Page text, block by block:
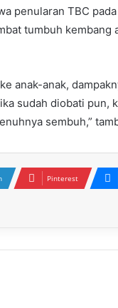
penularan TBC
tumbuh kembang
anak-anak,
sudah diobati pun,
sembuh,”
Pinterest